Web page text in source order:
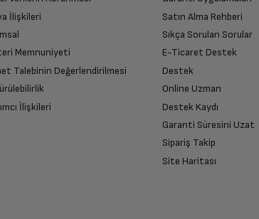
Bej
Onaylansın
kontrolleri sağladıktan sonra İade süreciniz tamamlanacaktır.
İlişkileri
Memnuniyeti
Talebinin Değerlendirilmesi
İlişkileri
Satın Alma Rehberi
Sıkça Sorulan Sorular
E-Ticaret Destek
Destek
Online Uzman
Destek Kaydı
Garanti Süresini Uzat
Sipariş Takip
Site Haritası